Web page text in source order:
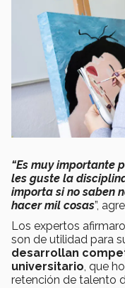
“Es muy importante
les guste la
importa si no saben
hacer mil cosas”,
Los expertos
son de utilidad para
desarrollan
universitario, que
retención de talento